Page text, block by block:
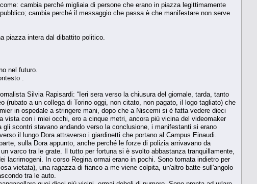
cambia perché migliaia di persone che erano in piazza legittimamente
cambia perché il messaggio che passa è che manifestare non serve
piazza intera dal dibattito politico.
nel futuro.
.
Silvia Rapisardi: “Ieri sera verso la chiusura del giornale, tarda, tanto
a un collega di Torino oggi, non citato, non pagato, il logo tagliato) che
in ospedale a stringere mani, dopo che a Niscemi si è fatta vedere dieci
vista con i miei occhi, ero a cinque metri, ancora più vicina del videomaker
scontri stavano andando verso la conclusione, i manifestanti si erano
il lungo Dora attraverso i giardinetti che portano al Campus Einaudi.
sulla Dora appunto, anche perché le forze di polizia arrivavano da
varco tra le grate. Il tutto per fortuna si è svolto abbastanza tranquillamente,
In corso Regina ormai erano in pochi. Sono tornata indietro per
vietata), una ragazza di fianco a me viene colpita, un'altro batte sull'angolo
tra le auto.